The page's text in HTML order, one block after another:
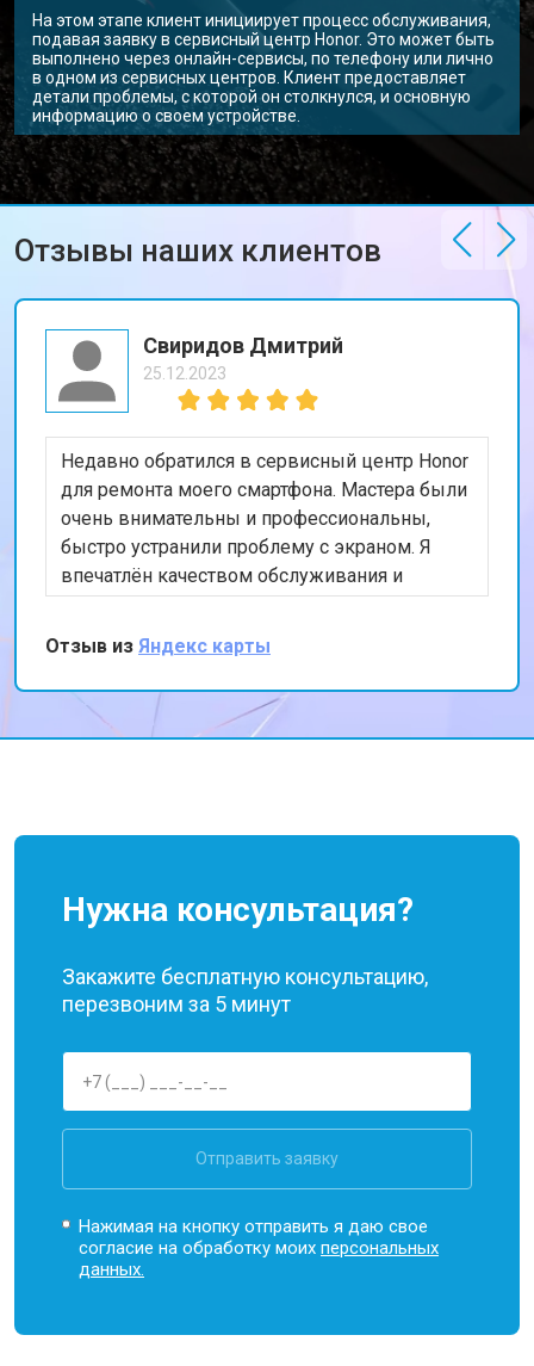
На этом этапе клиент инициирует процесс обслуживания,
подавая заявку в сервисный центр Honor. Это может быть
выполнено через онлайн-сервисы, по телефону или лично
в одном из сервисных центров. Клиент предоставляет
детали проблемы, с которой он столкнулся, и основную
информацию о своем устройстве.
Отзывы наших клиентов
Свиридов Дмитрий
25.12.2023
Недавно обратился в сервисный центр Honor
для ремонта моего смартфона. Мастера были
очень внимательны и профессиональны,
быстро устранили проблему с экраном. Я
впечатлён качеством обслуживания и
скоростью выполнения работы. Мой телефон
теперь работает безупречно. Спасибо за
отличную работу!
Отзыв из Яндекс карты
Нужна консультация?
Закажите бесплатную консультацию,
перезвоним за 5 минут
Отправить заявку
Нажимая на кнопку отправить я даю свое
согласие на обработку моихперсональных
данных.